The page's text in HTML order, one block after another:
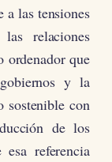
a las tensiones
relaciones
ordenador que
y la
sostenible con
de los
referencia